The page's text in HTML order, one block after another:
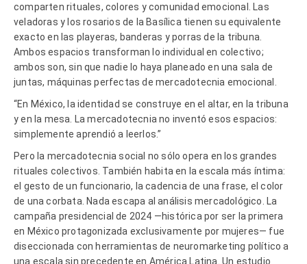
comparten rituales, colores y comunidad emocional. Las
veladoras y los rosarios de la Basílica tienen su equivalente
exacto en las playeras, banderas y porras de la tribuna.
Ambos espacios transforman lo individual en colectivo;
ambos son, sin que nadie lo haya planeado en una sala de
juntas, máquinas perfectas de mercadotecnia emocional.
“En México, la identidad se construye en el altar, en la tribuna
y en la mesa. La mercadotecnia no inventó esos espacios:
simplemente aprendió a leerlos.”
Pero la mercadotecnia social no sólo opera en los grandes
rituales colectivos. También habita en la escala más íntima:
el gesto de un funcionario, la cadencia de una frase, el color
de una corbata. Nada escapa al análisis mercadológico. La
campaña presidencial de 2024 —histórica por ser la primera
en México protagonizada exclusivamente por mujeres— fue
diseccionada con herramientas de neuromarketing político a
una escala sin precedente en América Latina. Un estudio